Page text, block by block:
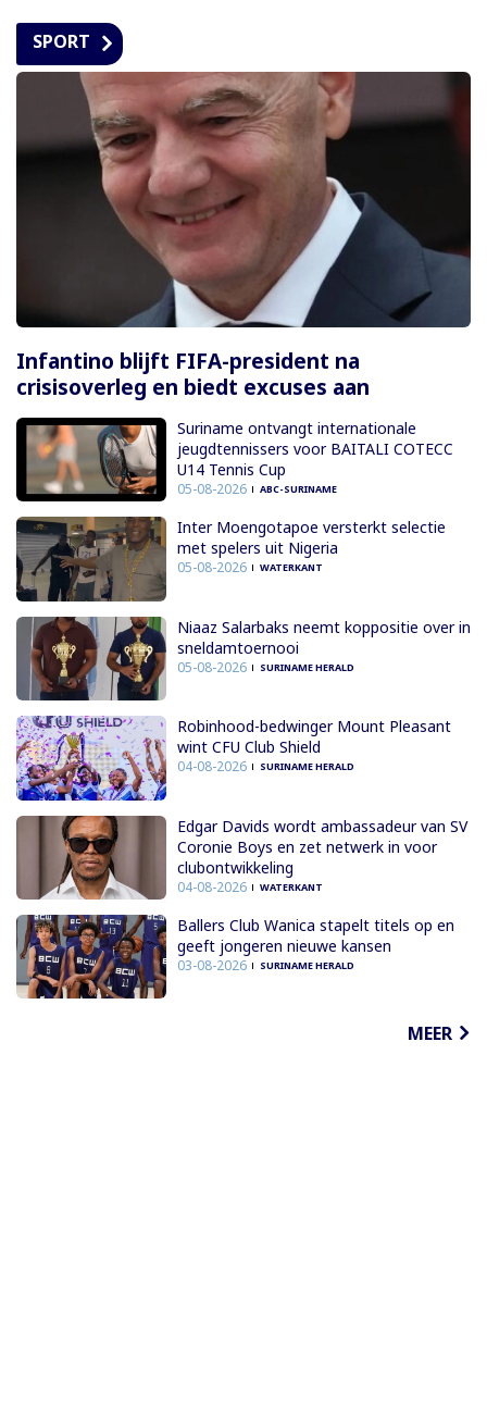
SPORT
Infantino blijft FIFA-president na
crisisoverleg en biedt excuses aan
Suriname ontvangt internationale
jeugdtennissers voor BAITALI COTECC
U14 Tennis Cup
05-08-2026 ABC-SURINAME
Inter Moengotapoe versterkt selectie
met spelers uit Nigeria
05-08-2026 WATERKANT
Niaaz Salarbaks neemt koppositie over in
sneldamtoernooi
05-08-2026 SURINAME HERALD
Robinhood-bedwinger Mount Pleasant
wint CFU Club Shield
04-08-2026 SURINAME HERALD
Edgar Davids wordt ambassadeur van SV
Coronie Boys en zet netwerk in voor
clubontwikkeling
04-08-2026 WATERKANT
Ballers Club Wanica stapelt titels op en
geeft jongeren nieuwe kansen
03-08-2026 SURINAME HERALD
MEER